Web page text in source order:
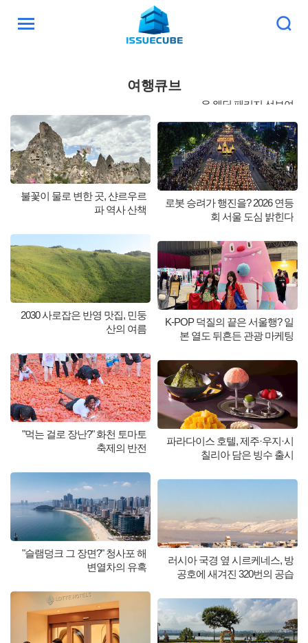
검
주
뉴
펼
치
기
여행큐브
불꽃이 물로 변한 곳, 샨르우르
파 역사 산책
2030 사로잡은 반영 맛집, 민둥
산의 여름
"먹는 걸로 장난?" 화천 토마토
축제의 반전
"슬램덩크 그 장면?" 청사포 해
변열차의 유혹
은 웨딩 패키지 선보여
로봇 승려가 행진을? 2026 연등
회 서울 도심 밝힌다
K-POP 덕질의 끝은 서울행? 일
본 열도 뒤흔든 관광 마케팅
파라다이스 호텔, 제주·우지·시
칠리아 담은 빙수 출시
러시아 국경 옆 시르케네스, 방
공호에 새겨진 320번의 공습